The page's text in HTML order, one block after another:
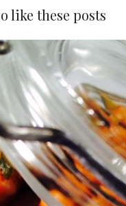
like these posts